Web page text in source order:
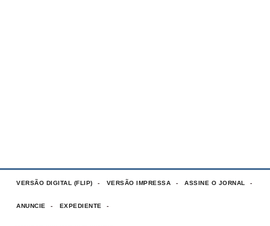
VERSÃO DIGITAL (FLIP) VERSÃO IMPRESSA ASSINE O JORNAL
ANUNCIE EXPEDIENTE